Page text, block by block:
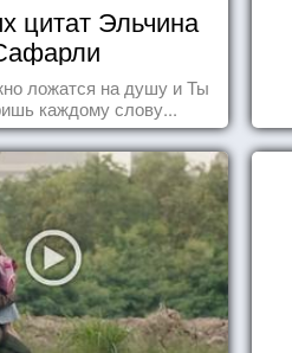
цитат Эльчина
ложатся на душу и Ты
каждому слову...